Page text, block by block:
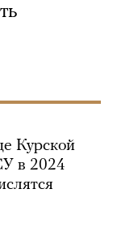
Курской
в 2024